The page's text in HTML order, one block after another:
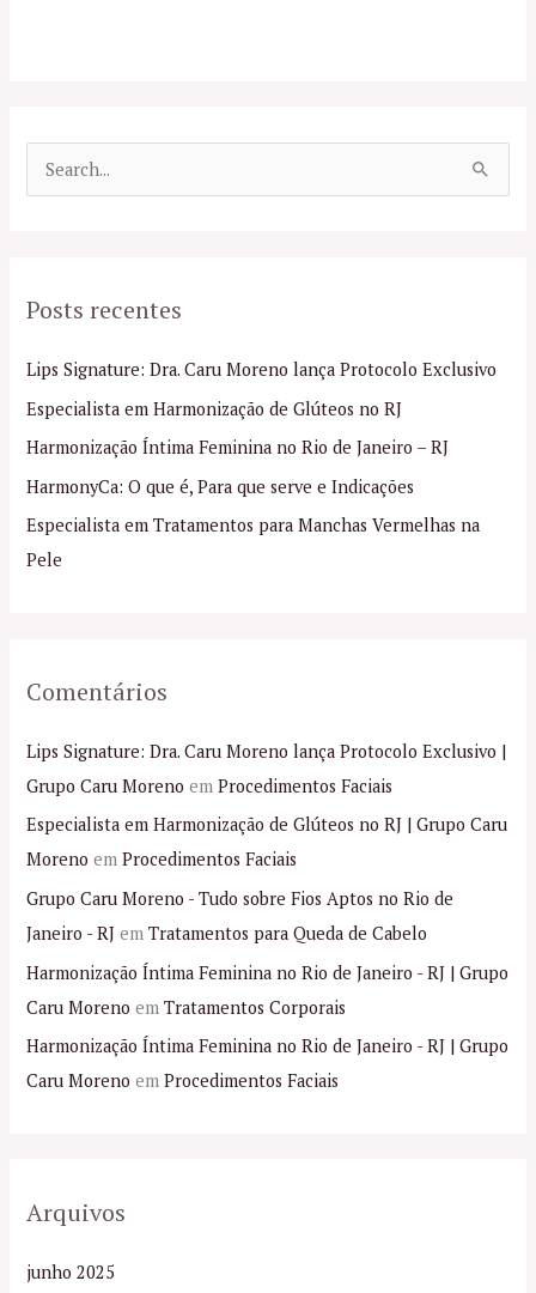
u
s
a
r
p
o
r
Posts recentes
Lips Signature: Dra. Caru Moreno lança Protocolo Exclusivo
Especialista em Harmonização de Glúteos no RJ
Harmonização Íntima Feminina no Rio de Janeiro – RJ
HarmonyCa: O que é, Para que serve e Indicações
Especialista em Tratamentos para Manchas Vermelhas na
Pele
Comentários
Lips Signature: Dra. Caru Moreno lança Protocolo Exclusivo |
Grupo Caru Moreno emProcedimentos Faciais
Especialista em Harmonização de Glúteos no RJ | Grupo Caru
Moreno emProcedimentos Faciais
Grupo Caru Moreno - Tudo sobre Fios Aptos no Rio de
Janeiro - RJ emTratamentos para Queda de Cabelo
Harmonização Íntima Feminina no Rio de Janeiro - RJ | Grupo
Caru Moreno emTratamentos Corporais
Harmonização Íntima Feminina no Rio de Janeiro - RJ | Grupo
Caru Moreno emProcedimentos Faciais
Arquivos
junho 2025